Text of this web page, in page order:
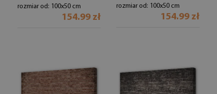
rozmiar od: 100x50 cm
154.99 zł
rozmiar od: 100x50 cm
154.99 zł